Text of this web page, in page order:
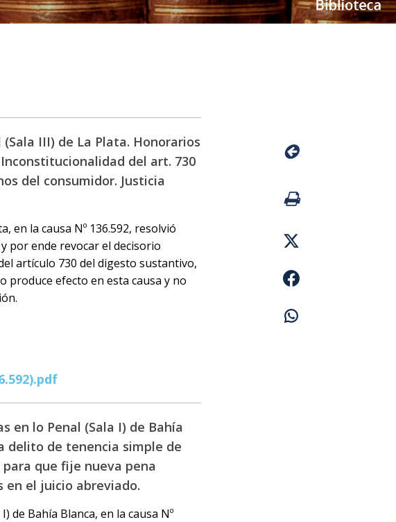
III) de La Plata. Honorarios
del art. 730
del consumidor. Justicia
en la causa Nº 136.592, resolvió
por ende revocar el decisorio
artículo 730 del digesto sustantivo,
produce efecto en esta causa y no
en lo Penal (Sala I) de Bahía
delito de tenencia simple de
que fije nueva pena
en el juicio abreviado.
de Bahía Blanca, en la causa Nº